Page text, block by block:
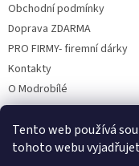
Tento web používá
tohoto webu
Obchodní podmínky
Doprava ZDARMA
PRO FIRMY- firemní dárky
Kontakty
O Modrobílé